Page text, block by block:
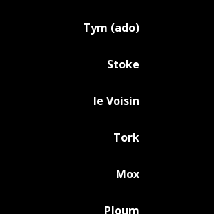
Tym (ado)
Stoke
le Voisin
Tork
Mox
Ploum